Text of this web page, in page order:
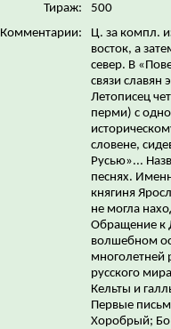
Тираж:
500
Комментарии:
Ц. за компл.
восток, а
север. В
связи славян
Летописец
перми) с
словене,
Русью»...
песнях.
княгиня
не могла
Обращение к
волшебном
многолетней
русского
Кельты и
Первые
Хоробрый;